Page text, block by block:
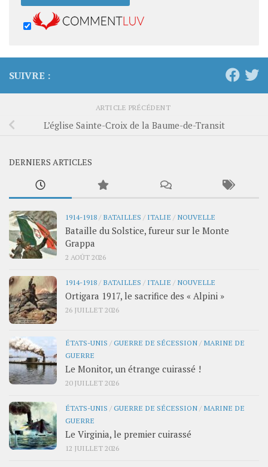
SUIVRE :
ARTICLE PRÉCÉDENT
L’église Sainte-Croix de la Baume-de-Transit
DERNIERS ARTICLES
1914-1918 / BATAILLES / ITALIE / NOUVELLE
Bataille du Solstice, fureur sur le Monte
Grappa
2 AOÛT 2026
1914-1918 / BATAILLES / ITALIE / NOUVELLE
Ortigara 1917, le sacrifice des « Alpini »
26 JUILLET 2026
ÉTATS-UNIS /GUERRE DE SÉCESSION / MARINE DE
GUERRE
Le Monitor, un étrange cuirassé !
20 JUILLET 2026
ÉTATS-UNIS /GUERRE DE SÉCESSION / MARINE DE
GUERRE
Le Virginia, le premier cuirassé
12 JUILLET 2026